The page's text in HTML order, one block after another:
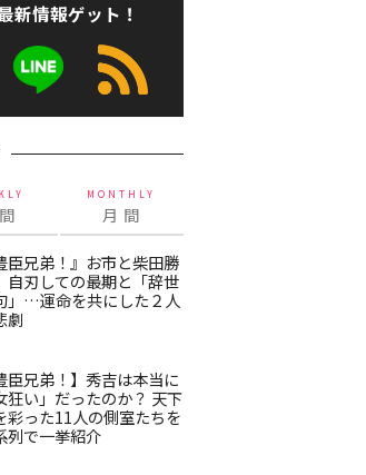
新情報ゲット！
MONTHLY
月 間
臣兄弟！』お市と柴田勝
自刃しての最期と「辞世
」…運命を共にした２人
劇
臣兄弟！】秀吉は本当に
狂い」だったのか？ 天下
彩った11人の側室たちを
列で一挙紹介